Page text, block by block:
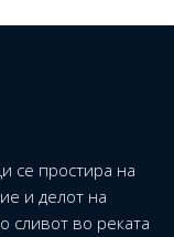
се простира на
и делот на
сливот во реката